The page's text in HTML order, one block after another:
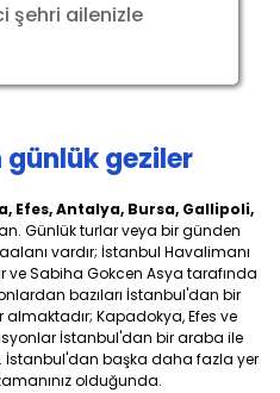
şehri ailenizle
geziler
Efes, Antalya, Bursa, Gallipoli,
Günlük turlar veya bir günden
vardır; İstanbul Havalimanı
ve Sabiha Gokcen Asya tarafında
bazıları İstanbul'dan bir
Kapadokya, Efes ve
İstanbul'dan bir araba ile
İstanbul'dan başka daha fazla yer
olduğunda.